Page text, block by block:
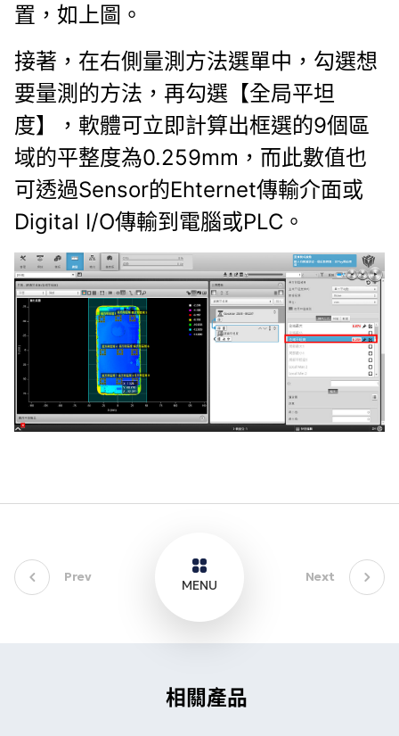
置，如上圖。
接著， 在右側量測方法選單中，勾選想
要量測的方法，再勾選【全局平坦
度】，軟體可立即計算出框選的9個區
域的平整度為0.259mm，而此數值也
可透過Sensor的Ehternet傳輸介面或
Digital I/O傳輸到電腦或PLC。
Prev
MENU
Next
相關產品